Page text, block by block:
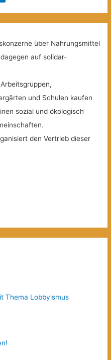
über Nahrungsmittel
auf solidar-
und Schulen kaufen
sozial und ökologisch
den Vertrieb dieser
Thema Lobbyismus